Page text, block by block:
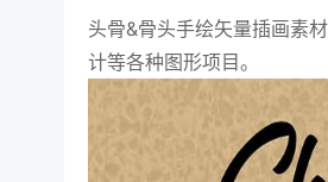
头骨&骨头手绘矢量插画素
计等各种图形项目。